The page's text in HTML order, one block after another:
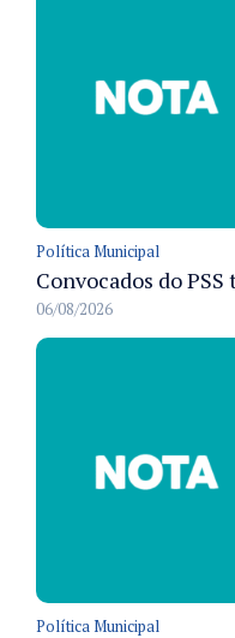
Política Municipal
06/08/2026
Política Municipal